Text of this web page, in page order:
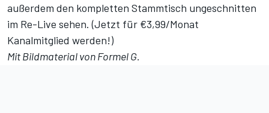
außerdem den kompletten Stammtisch ungeschnitten
im Re-Live sehen. (Jetzt für €3,99/Monat
Kanalmitglied werden!)
Mit Bildmaterial von Formel G.